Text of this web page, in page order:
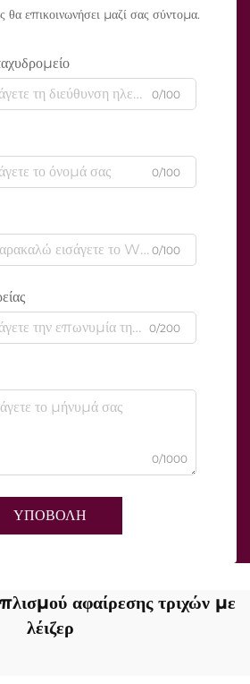
επικοινωνήσει μαζί σας σύντομα.
0/100
0/100
0/100
0/200
0/1000
ΥΠΟΒΟΛΗ
αφαίρεσης τριχών με
λέιζερ